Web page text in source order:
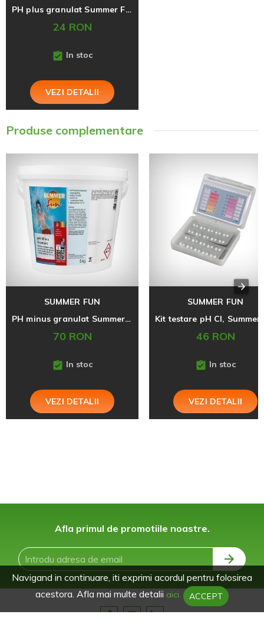
PH plus granulat Summer Fun, 1 Kg
24 RON
In stoc
VEZI DETALII
Produse complementare
SUMMER FUN
PH minus granulat Summer Fun, 5 Kg
70 RON
In stoc
VEZI DETALII
SUMMER FUN
46 RON
In stoc
VEZI DETALII
Afla primul de promotiile noastre.
Navigand in continuare, iti exprimi acordul pentru folosirea
acestora. Afla mai multe detalii aici. ACCEPT